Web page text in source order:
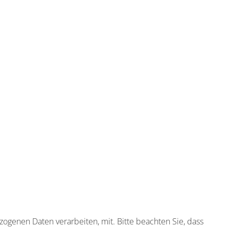
Daten verarbeiten, mit. Bitte beachten Sie, dass